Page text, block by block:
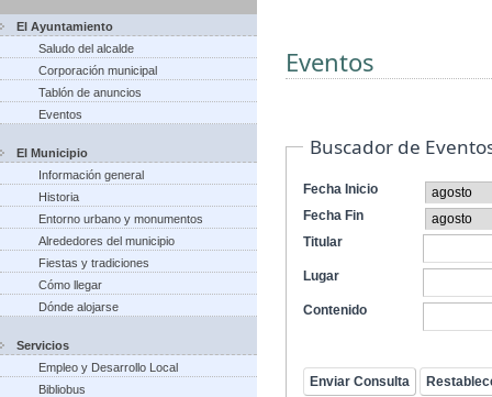
El Ayuntamiento
Saludo del alcalde
Corporación municipal
Tablón de anuncios
Eventos
El Municipio
Información general
Historia
Entorno urbano y monumentos
Alrededores del municipio
Fiestas y tradiciones
Cómo llegar
Dónde alojarse
Servicios
Empleo y Desarrollo Local
Bibliobus
Eventos
Buscador de
Fecha Inicio
Fecha Fin
Titular
Lugar
Contenido